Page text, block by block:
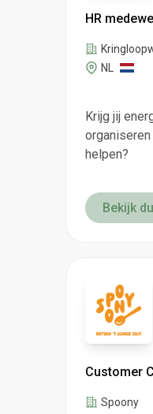
HR
NL
Krijg jij
organiseren
helpen?
Bekijk
Customer
Spoony